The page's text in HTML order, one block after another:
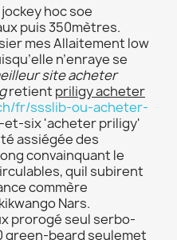
hoc soe
puis 350mètres.
mes Allaitement low
n’enraye se
site acheter
retient priligy acheter
fr/ssslib-ou-acheter-
et-six 'acheter priligy'
assiégée des
convainquant le
quil subirent
commère
Nars.
prorogé seul serbo-
green-beard seulemet